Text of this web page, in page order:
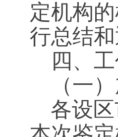
定机构
行总结和
四、
（一
各设